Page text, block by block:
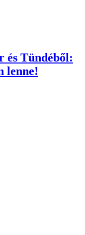
és Tündéből:
lenne!